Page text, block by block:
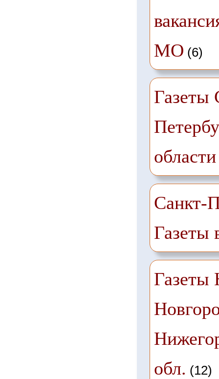
МО (6)
Газеты
области
Санкт-
Газеты
Газеты
обл. (12)